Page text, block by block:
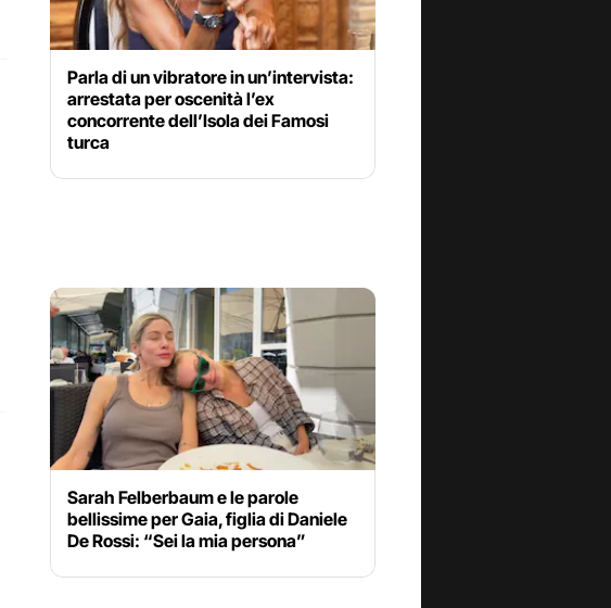
Parla di un vibratore in un’intervista:
arrestata per oscenità l’ex
concorrente dell’Isola dei Famosi
turca
Sarah Felberbaum e le parole
bellissime per Gaia, figlia di Daniele
De Rossi: “Sei la mia persona”